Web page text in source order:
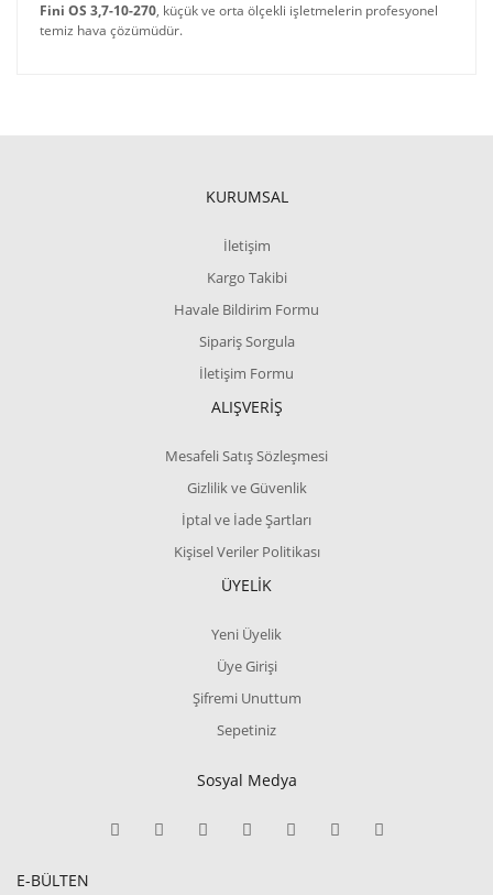
Fini OS 3,7-10-270, küçük ve orta ölçekli işletmelerin profesyonel
temiz hava çözümüdür.
KURUMSAL
İletişim
Kargo Takibi
Havale Bildirim Formu
Sipariş Sorgula
İletişim Formu
ALIŞVERİŞ
Mesafeli Satış Sözleşmesi
Gizlilik ve Güvenlik
İptal ve İade Şartları
Kişisel Veriler Politikası
ÜYELİK
Yeni Üyelik
Üye Girişi
Şifremi Unuttum
Sepetiniz
Sosyal Medya
E-BÜLTEN